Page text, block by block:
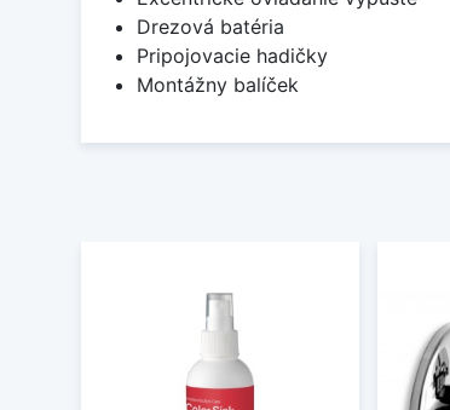
Drezová batéria
Pripojovacie hadičky
Montážny balíček